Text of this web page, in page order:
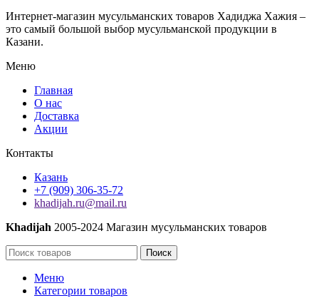
Интернет-магазин мусульманских товаров Хадиджа Хажия –
это самый большой выбор мусульманской продукции в
Казани.
Меню
Главная
О нас
Доставка
Акции
Контакты
Казань
+7 (909) 306-35-72
khadijah.ru@mail.ru
Khadijah 2005-2024 Магазин мусульманских товаров
Поиск
Меню
Категории товаров